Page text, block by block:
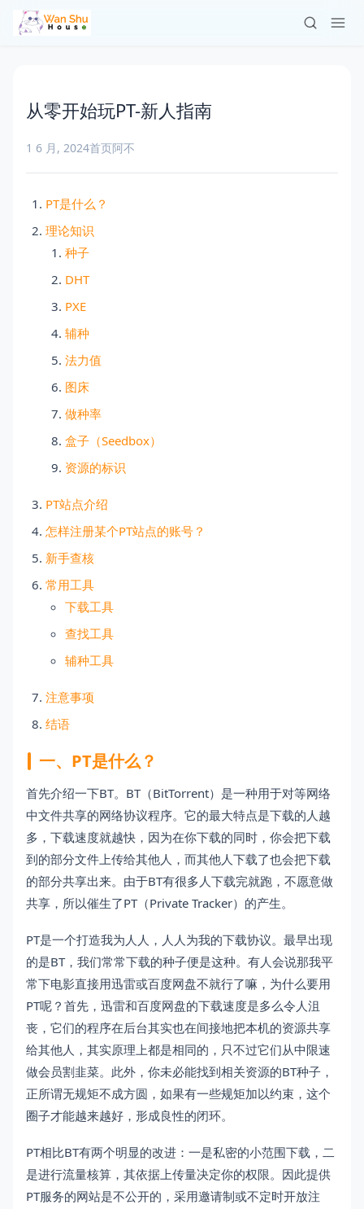
从零开始玩PT-新人指南
1 6 月, 2024首页阿不
PT是什么？
理论知识
种子
DHT
PXE
辅种
法力值
图床
做种率
盒子（Seedbox）
资源的标识
PT站点介绍
怎样注册某个PT站点的账号？
新手查核
常用工具
下载工具
查找工具
辅种工具
注意事项
结语
一、PT是什么？
首先介绍一下BT。BT（BitTorrent）是一种用于对等网络
中文件共享的网络协议程序。它的最大特点是下载的人越
多，下载速度就越快，因为在你下载的同时，你会把下载
到的部分文件上传给其他人，而其他人下载了也会把下载
的部分共享出来。由于BT有很多人下载完就跑，不愿意做
共享，所以催生了PT（Private Tracker）的产生。
PT是一个打造我为人人，人人为我的下载协议。最早出现
的是BT，我们常常下载的种子便是这种。有人会说那我平
常下电影直接用迅雷或百度网盘不就行了嘛，为什么要用
PT呢？首先，迅雷和百度网盘的下载速度是多么令人沮
丧，它们的程序在后台其实也在间接地把本机的资源共享
给其他人，其实原理上都是相同的，只不过它们从中限速
做会员割韭菜。此外，你未必能找到相关资源的BT种子，
正所谓无规矩不成方圆，如果有一些规矩加以约束，这个
圈子才能越来越好，形成良性的闭环。
PT相比BT有两个明显的改进：一是私密的小范围下载，二
是进行流量核算，其依据上传量决定你的权限。因此提供
PT服务的网站是不公开的，采用邀请制或不定时开放注